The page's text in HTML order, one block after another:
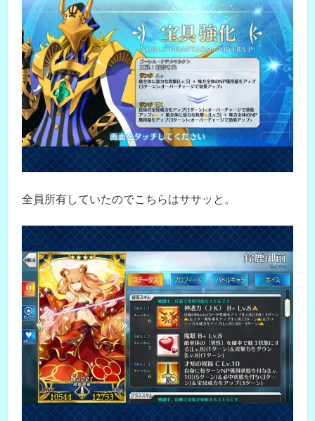
全員所有していたのでこちらはササッと。